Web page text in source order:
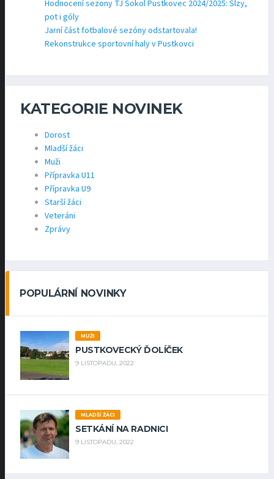
Hodnocení sezony TJ Sokol Pustkovec 2024/2025: Slzy,
pot i góly
Jarní část fotbalové sezóny odstartovala!
Rekonstrukce sportovní haly v Pustkovci
KATEGORIE NOVINEK
Dorost
Mladší žáci
Muži
Přípravka U11
Přípravka U9
Starší žáci
Veteráni
Zprávy
POPULÁRNÍ NOVINKY
MUŽI
PUSTKOVECKÝ ĎOLÍČEK
9 LISTOPADU, 2022
MLADŠÍ ŽÁCI
SETKÁNÍ NA RADNICI
9 LISTOPADU, 2022